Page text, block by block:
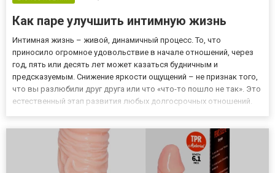
Как паре улучшить интимную жизнь
Интимная жизнь – живой, динамичный процесс. То, что
приносило огромное удовольствие в начале отношений, через
год, пять или десять лет может казаться будничным и
предсказуемым. Снижение яркости ощущений – не признак того,
что вы разлюбили друг друга или что «что-то пошло не так». Это
естественный этап развития любых долгосрочных отношений.